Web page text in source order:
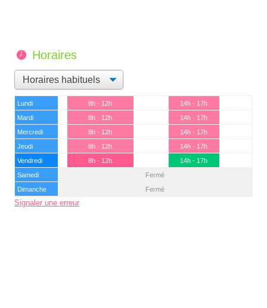
Horaires
Lundi 8h - 12h
14h - 17h
Mardi
8h - 12h
14h - 17h
Mercredi
8h - 12h
14h - 17h
Jeudi
8h - 12h
14h - 17h
Vendredi
8h - 12h
14h - 17h
Samedi
Fermé
Dimanche
Fermé
Signaler une erreur